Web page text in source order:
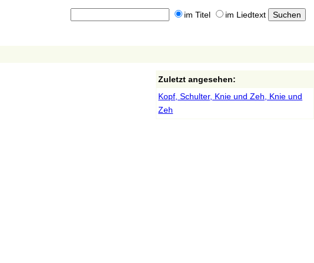
im Titel im Liedtext
Zuletzt angesehen:
Kopf, Schulter, Knie und Zeh, Knie und
Zeh